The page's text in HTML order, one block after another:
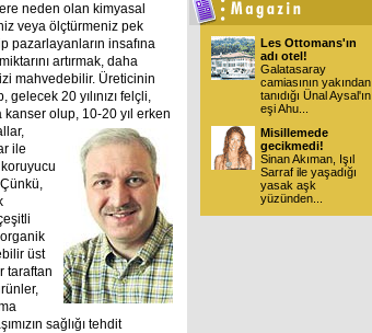
neden olan kimyasal
veya ölçtürmeniz pek
pazarlayanların insafına
artırmak, daha
mahvedebilir. Üreticinin
gelecek 20 yılınızı felçli,
olup, 10-20 yıl erken
ile
Çünkü,
üst
taraftan
sağlığı tehdit
Les Ottomans'ın
adı otel!
Galatasaray
camiasının yakından
tanıdığı Ünal Aysal'ın
eşi Ahu
Misillemede
gecikmedi!
Sinan Akıman, Işıl
Sarraf ile yaşadığı
yasak aşk
yüzünden